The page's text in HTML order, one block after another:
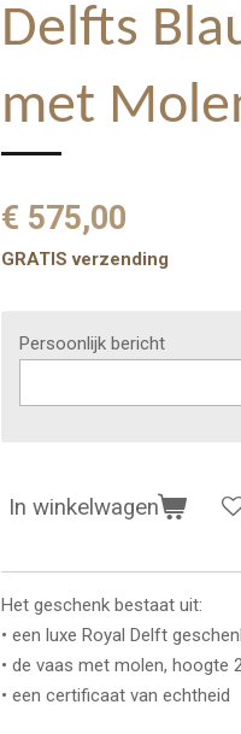
Delfts
met
€ 575,00
GRATIS verzending
Persoonlijk bericht
In winkelwagen
Het geschenk bestaat uit:
• een luxe Royal Delft
• de vaas met molen, hoogte
• een certificaat van echtheid